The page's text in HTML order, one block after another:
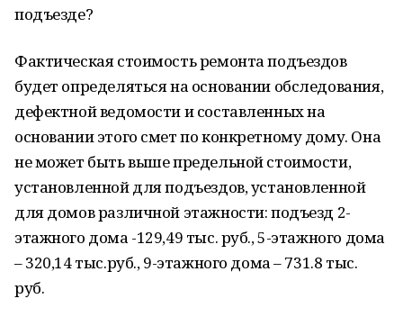
подъезде?
Фактическая стоимость ремонта подъездов
будет определяться на основании обследования,
дефектной ведомости и составленных на
основании этого смет по конкретному дому. Она
не может быть выше предельной стоимости,
установленной для подъездов, установленной
для домов различной этажности: подъезд 2-
этажного дома -129,49 тыс. руб., 5-этажного дома
– 320,14 тыс.руб., 9-этажного дома – 731.8 тыс.
руб.